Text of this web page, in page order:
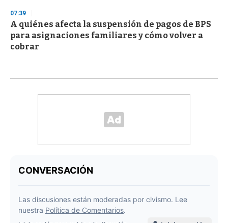
07:39
A quiénes afecta la suspensión de pagos de BPS
para asignaciones familiares y cómo volver a
cobrar